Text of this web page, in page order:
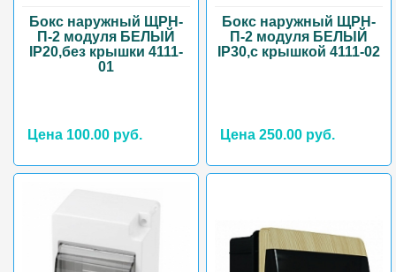
Бокс наружный ЩРН-
П-2 модуля БЕЛЫЙ
IP20,без крышки 4111-
01
Цена 100.00 руб.
Бокс наружный ЩРН-
П-2 модуля БЕЛЫЙ
IP30,с крышкой 4111-02
Цена 250.00 руб.